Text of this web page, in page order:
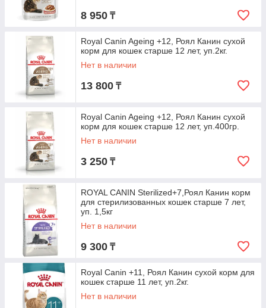
8 950 ₸
Royal Canin Ageing +12, Роял Канин сухой
корм для кошек старше 12 лет, уп.2кг.
Нет в наличии
13 800 ₸
Royal Canin Ageing +12, Роял Канин сухой
корм для кошек старше 12 лет, уп.400гр.
Нет в наличии
3 250 ₸
ROYAL CANIN Sterilized+7,Роял Канин корм
для стерилизованных кошек старше 7 лет,
уп. 1,5кг
Нет в наличии
9 300 ₸
Royal Canin +11, Роял Канин сухой корм для
кошек старше 11 лет, уп.2кг.
Нет в наличии